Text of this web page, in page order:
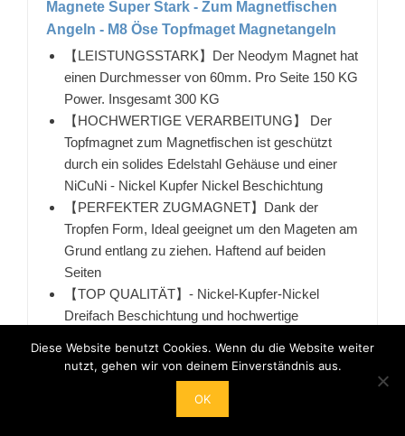
Magnete Super Stark - Zum Magnetfischen
Angeln - M8 Öse Topfmaget Magnetangeln
【LEISTUNGSSTARK】Der Neodym Magnet hat
einen Durchmesser von 60mm. Pro Seite 150 KG
Power. Insgesamt 300 KG
【HOCHWERTIGE VERARBEITUNG】 Der
Topfmagnet zum Magnetfischen ist geschützt
durch ein solides Edelstahl Gehäuse und einer
NiCuNi - Nickel Kupfer Nickel Beschichtung
【PERFEKTER ZUGMAGNET】Dank der
Tropfen Form, Ideal geeignet um den Mageten am
Grund entlang zu ziehen. Haftend auf beiden
Seiten
【TOP QUALITÄT】- Nickel-Kupfer-Nickel
Dreifach Beschichtung und hochwertige
beschichtetem Stahl schützt den Magnet vor
Beschädigung und Brüchen. Garantierte Qualität
dank strikter ISO9001:2008 Qualitätskontrolle.
Diese Website benutzt Cookies. Wenn du die Website weiter
nutzt, gehen wir von deinem Einverständnis aus.
OK